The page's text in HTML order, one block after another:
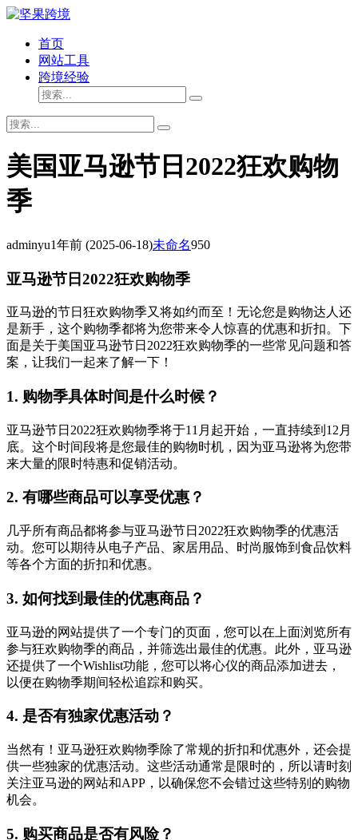
首页
网站工具
跨境经验
美国亚马逊节日2022狂欢购物
季
adminyu1年前 (2025-06-18)未命名950
亚马逊节日2022狂欢购物季
亚马逊的节日狂欢购物季又将如约而至！无论您是购物达人还
是新手，这个购物季都将为您带来令人惊喜的优惠和折扣。下
面是关于美国亚马逊节日2022狂欢购物季的一些常见问题和答
案，让我们一起来了解一下！
1. 购物季具体时间是什么时候？
亚马逊节日2022狂欢购物季将于11月起开始，一直持续到12月
底。这个时间段将是您最佳的购物时机，因为亚马逊将为您带
来大量的限时特惠和促销活动。
2. 有哪些商品可以享受优惠？
几乎所有商品都将参与亚马逊节日2022狂欢购物季的优惠活
动。您可以期待从电子产品、家居用品、时尚服饰到食品饮料
等各个方面的折扣和优惠。
3. 如何找到最佳的优惠商品？
亚马逊的网站提供了一个专门的页面，您可以在上面浏览所有
参与狂欢购物季的商品，并筛选出最佳的优惠。此外，亚马逊
还提供了一个Wishlist功能，您可以将心仪的商品添加进去，
以便在购物季期间轻松追踪和购买。
4. 是否有独家优惠活动？
当然有！亚马逊狂欢购物季除了常规的折扣和优惠外，还会提
供一些独家的优惠活动。这些活动通常是限时的，所以请时刻
关注亚马逊的网站和APP，以确保您不会错过这些特别的购物
机会。
5. 购买商品是否有风险？